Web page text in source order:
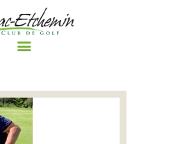
GOLF